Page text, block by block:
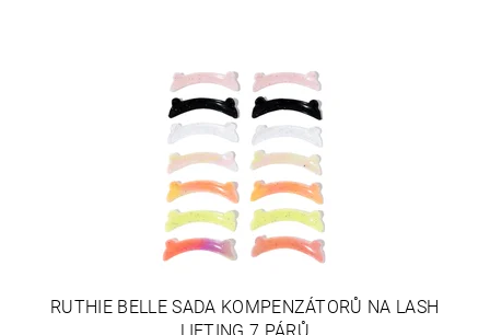
RUTHIE BELLE SADA KOMPENZÁTORŮ NA LASH
LIFTING 7 PÁRŮ